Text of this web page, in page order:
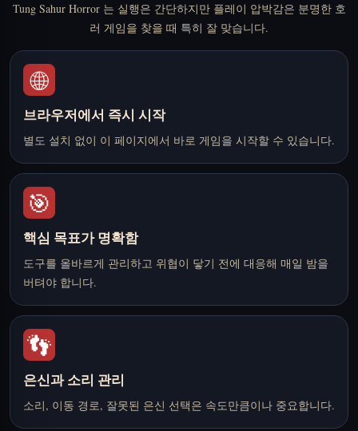
Tung Sahur Horror 는 실행은 간단하지만 플레이 압박감은 분명한 호
러 게임을 찾을 때 특히 잘 맞습니다.
🌐
브라우저에서 즉시 시작
별도 설치 없이 이 페이지에서 바로 게임을 시작할 수 있습니다.
🎯
핵심 목표가 명확함
도구를 올바르게 관리하고 위협이 닿기 전에 대응해 매일 밤을
버텨야 합니다.
👣
은신과 소리 관리
소리, 이동 경로, 잘못된 은신 선택은 속도만큼이나 중요합니다.